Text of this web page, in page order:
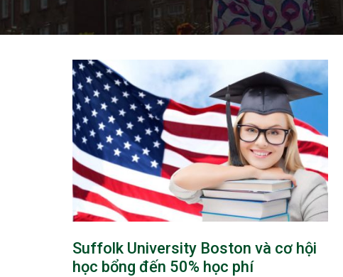
Suffolk University Boston và cơ hội
học bổng đến 50% học phí